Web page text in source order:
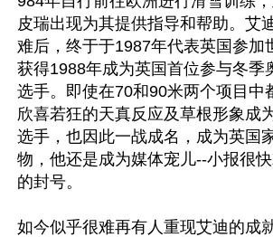
皮瑞出现为其提供指导和帮助。艾
难后，终于于1987年代表英国参加
获得1988年成为英国首位参与冬季
选手。即使在70和90米两个项目中
欣喜若狂的天真反应及草根形象成
选手，也因此一战成名，成为英国
物，他还是成为媒体宠儿--小报很快
的封号。
如今似乎很难再有人重现艾迪的成